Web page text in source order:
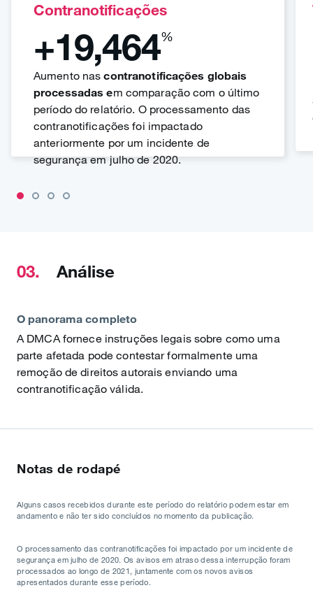
Contranotificações
+19,464%
Aumento nas contranotificações globais
processadas em comparação com o último
período do relatório. O processamento das
contranotificações foi impactado
anteriormente por um incidente de
segurança em julho de 2020.
03. Análise
O panorama completo
A DMCA fornece instruções legais sobre como uma
parte afetada pode contestar formalmente uma
remoção de direitos autorais enviando uma
contranotificação válida.
Notas de rodapé
Alguns casos recebidos durante este período do relatório podem estar em
andamento e não ter sido concluídos no momento da publicação.
O processamento das contranotificações foi impactado por um incidente de
segurança em julho de 2020. Os avisos em atraso dessa interrupção foram
processados ao longo de 2021, juntamente com os novos avisos
apresentados durante esse período.